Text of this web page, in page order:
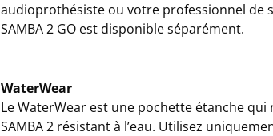
audioprothésiste ou votre professionnel de
SAMBA 2 GO est disponible séparément.
WaterWear
Le WaterWear est une pochette étanche qui
SAMBA 2 résistant à l’eau. Utilisez